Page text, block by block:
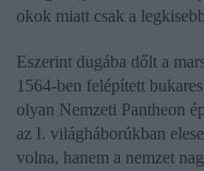
okok miatt csak a
Eszerint dugába dőlt a
1564-ben felépített
olyan Nemzeti Pantheon
az I. világháborúkban
volna, hanem a nemzet